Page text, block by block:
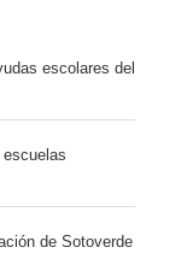
escolares del
de Sotoverde